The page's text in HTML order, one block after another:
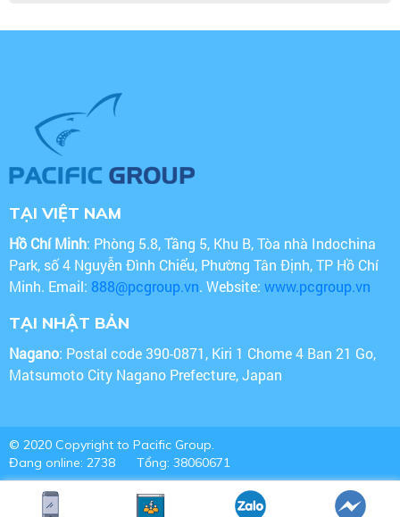
TẠI VIỆT NAM
Hồ Chí Minh: Phòng 5.8, Tầng 5, Khu B, Tòa nhà Indochina
Park, số 4 Nguyễn Đình Chiểu, Phường Tân Định, TP Hồ Chí
Minh. Email: 888@pcgroup.vn. Website: www.pcgroup.vn
TẠI NHẬT BẢN
Nagano: Postal code 390-0871, Kiri 1 Chome 4 Ban 21 Go,
Matsumoto City Nagano Prefecture, Japan
© 2020 Copyright to Pacific Group.
Đang online: 2738
Tổng: 38060671